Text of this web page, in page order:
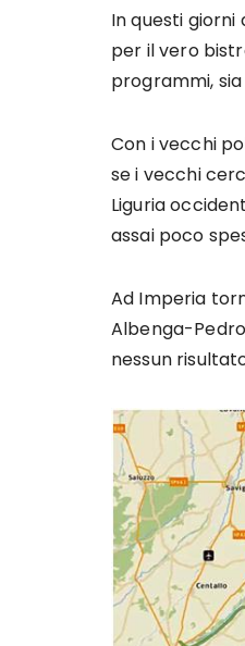
In questi giorni
per il vero
programmi, sia
Con i vecchi
se i vecchi
Liguria
assai poco
Ad Imperia
Albenga-
nessun